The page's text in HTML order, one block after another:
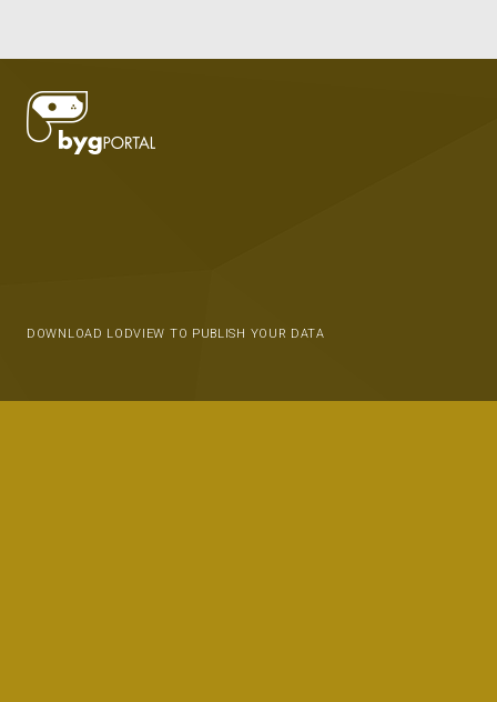
DOWNLOAD LODVIEW TO PUBLISH YOUR DATA